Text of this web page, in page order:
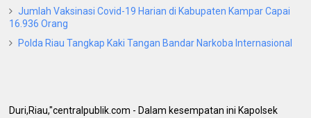
Jumlah Vaksinasi Covid-19 Harian di Kabupaten Kampar Capai
16.936 Orang
Polda Riau Tangkap Kaki Tangan Bandar Narkoba Internasional
Duri,Riau,"centralpublik.com - Dalam kesempatan ini Kapolsek